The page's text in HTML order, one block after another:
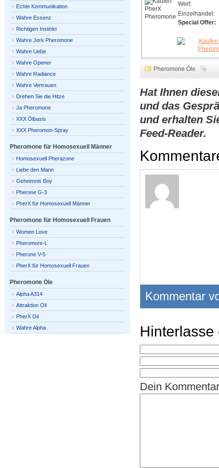
Wert:
Einzelhandel:
Special Offer:
Pheromone Öle
Hat Ihnen
und das
und erhalten
Feed-Reader.
Kommentar
Dein Kommentar
Echte Kommunikation
Wahre Essenz
Richtigen Instinkt
Wahre Jerk Pheromone
Wahre Liebe
Wahre Opener
Wahre Radiance
Wahre Vertrauen
Drehen Sie die Hitze
Ja Pheromone
XXX Ölbasis
XXX Pheromon-Spray
Pheromone für Homosexuell Männer
Homosexuell Pherazone
Liebe den Mann
Geheimnis Boy
Pherone G-3
PherX für Homosexuell Männer
Pheromone für Homosexuell Frauen
Women Love
Pheromore-L
Pherone V-5
PherX für Homosexuell Frauen
Pheromone Öle
Alpha A314
Attraktion Oil
PherX Oil
Wahre Alpha